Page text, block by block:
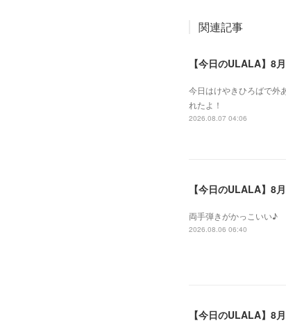
関連記事
【今日のULALA】8
今日はけやきひろばで外
れたよ！
2026.08.07 04:06
【今日のULALA】8
両手弾きがかっこいい♪
2026.08.06 06:40
【今日のULALA】8